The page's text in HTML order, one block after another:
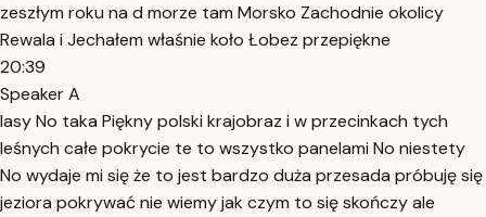
zeszłym roku na d morze tam Morsko Zachodnie okolicy
Rewala i Jechałem właśnie koło Łobez przepiękne
20:39
Speaker A
lasy No taka Piękny polski krajobraz i w przecinkach tych
leśnych całe pokrycie te to wszystko panelami No niestety
No wydaje mi się że to jest bardzo duża przesada próbuję się
jeziora pokrywać nie wiemy jak czym to się skończy ale